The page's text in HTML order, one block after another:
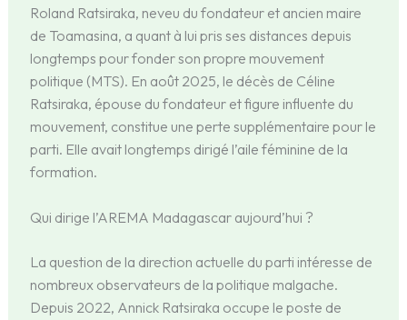
Roland Ratsiraka, neveu du fondateur et ancien maire
de Toamasina, a quant à lui pris ses distances depuis
longtemps pour fonder son propre mouvement
politique (MTS). En août 2025, le décès de Céline
Ratsiraka, épouse du fondateur et figure influente du
mouvement, constitue une perte supplémentaire pour le
parti. Elle avait longtemps dirigé l’aile féminine de la
formation.
Qui dirige l’AREMA Madagascar aujourd’hui ?
La question de la direction actuelle du parti intéresse de
nombreux observateurs de la politique malgache.
Depuis 2022, Annick Ratsiraka occupe le poste de